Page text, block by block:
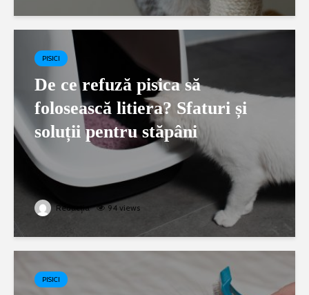
PISICI
De ce refuză pisica să
folosească litiera? Sfaturi și
soluții pentru stăpâni
Redacția 94 views
PISICI